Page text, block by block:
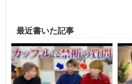
最近書いた記事